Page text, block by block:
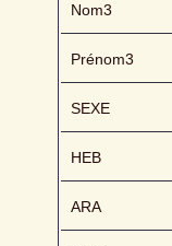
Nom3
Prénom3
SEXE
HEB
ARA